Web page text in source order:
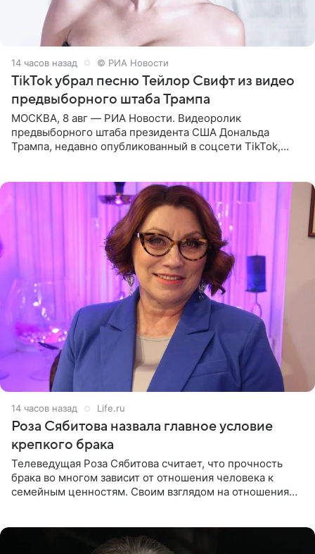
14 часов назад © РИА Новости
TikTok убрал песню Тейлор Свифт из видео
предвыборного штаба Трампа
МОСКВА, 8 авг — РИА Новости. Видеоролик
предвыборного штаба президента США Дональда
Трампа, недавно опубликованный в соцсети TikTok,
14 часов назад Life.ru
Роза Сябитова назвала главное условие
крепкого брака
Телеведущая Роза Сябитова считает, что прочность
брака во многом зависит от отношения человека к
семейным ценностям. Своим взглядом на отношения